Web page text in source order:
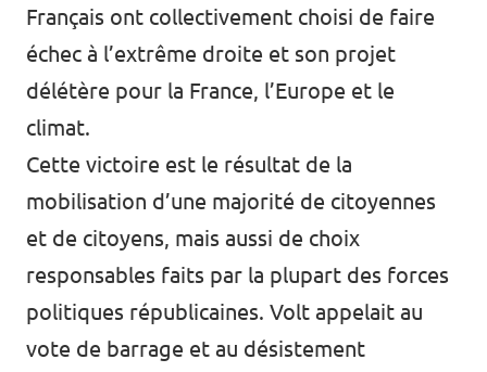
Français ont collectivement choisi de faire
échec à l’extrême droite et son projet
délétère pour la France, l’Europe et le
climat.
Cette victoire est le résultat de la
mobilisation d’une majorité de citoyennes
et de citoyens, mais aussi de choix
responsables faits par la plupart des forces
politiques républicaines. Volt appelait au
vote de barrage et au désistement